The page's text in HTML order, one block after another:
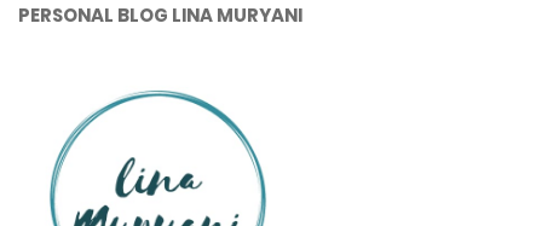
PERSONAL BLOG LINA MURYANI